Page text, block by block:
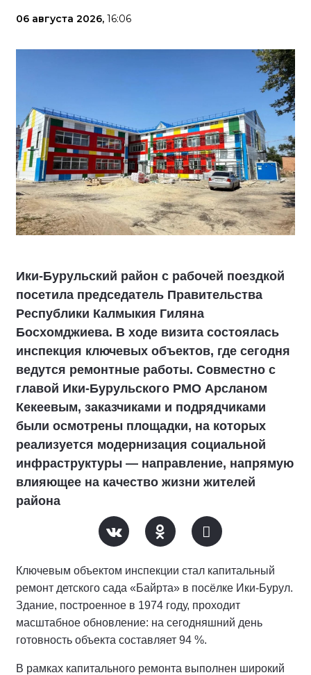
06 августа 2026, 16:06
Ики‑Бурульский район с рабочей поездкой
посетила председатель Правительства
Республики Калмыкия Гиляна
Босхомджиева. В ходе визита состоялась
инспекция ключевых объектов, где сегодня
ведутся ремонтные работы. Совместно с
главой Ики‑Бурульского РМО Арсланом
Кекеевым, заказчиками и подрядчиками
были осмотрены площадки, на которых
реализуется модернизация социальной
инфраструктуры — направление, напрямую
влияющее на качество жизни жителей
района
Ключевым объектом инспекции стал капитальный
ремонт детского сада «Байрта» в посёлке Ики‑Бурул.
Здание, построенное в 1974 году, проходит
масштабное обновление: на сегодняшний день
готовность объекта составляет 94 %.
В рамках капитального ремонта выполнен широкий